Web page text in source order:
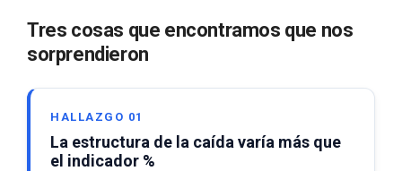
Tres cosas que encontramos que nos
sorprendieron
HALLAZGO 01
La estructura de la caída varía más que
el indicador %